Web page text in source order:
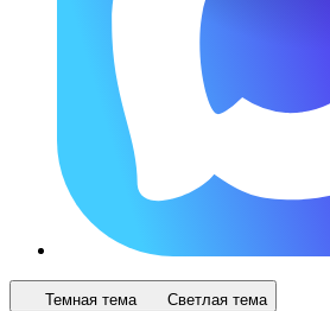
Темная тема Светлая тема